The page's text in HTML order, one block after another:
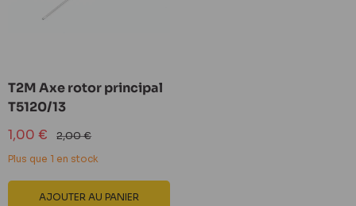
T2M Axe rotor principal
T5120/13
Prix
réduit
1,00 € Prix
normal
2,00 €
Plus que 1 en stock
AJOUTER AU PANIER